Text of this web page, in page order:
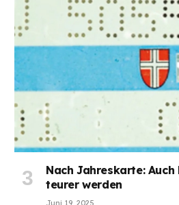
Nach Jahreskarte:
teurer werden